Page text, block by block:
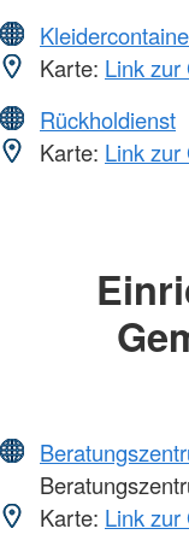
Karte: Link zur
Rückholdienst
Karte: Link zur
Karte: Link zur